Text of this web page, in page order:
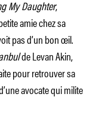
My Daughter,
amie chez sa
pas d’un bon œil.
de Levan Akin,
pour retrouver sa
avocate qui milite